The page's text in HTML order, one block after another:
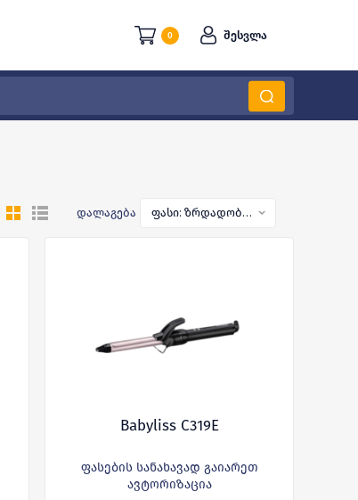
0 შესვლა
დალაგება ფასი: ზრდადობით
Babyliss C319E
ფასების სანახავად გაიარეთ
ავტორიზაცია